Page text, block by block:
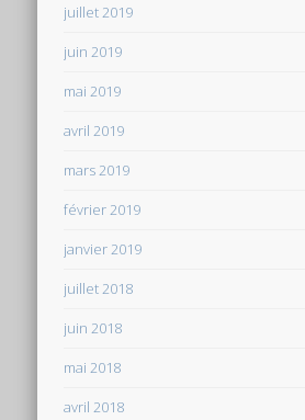
juillet 2019
juin 2019
mai 2019
avril 2019
mars 2019
février 2019
janvier 2019
juillet 2018
juin 2018
mai 2018
avril 2018